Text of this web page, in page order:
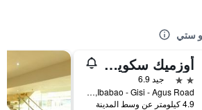
ستي
أوزميك سكوير هوتل
2 نجمتين
جيد 6.9
Ibabao - Gisi - Agus Road, لابو-لابو ستي, الفلبين
4.9 كيلومتر عن وسط المدينة